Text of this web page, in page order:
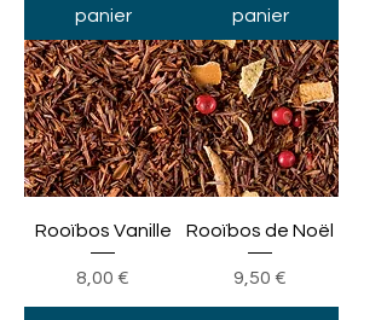
panier
panier
Rooïbos Vanille
Prix
8,00 €
Rooïbos de Noël
Prix
9,50 €